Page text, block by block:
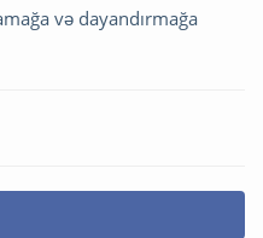
və dayandırmağa